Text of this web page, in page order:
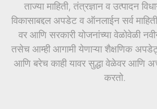
ताज्या माहिती, तंत्रज्ञान व उत्पादन
विकासाबद्दल अपडेट व ऑनलाईन सर्व
वर आणि सरकारी योजनांच्या वेळोवेळी
तसेच आम्ही आगामी येणाऱ्या शैक्षणिक
आणि बरेच काही यावर सुद्धा वेळेवर आणि
करतो.